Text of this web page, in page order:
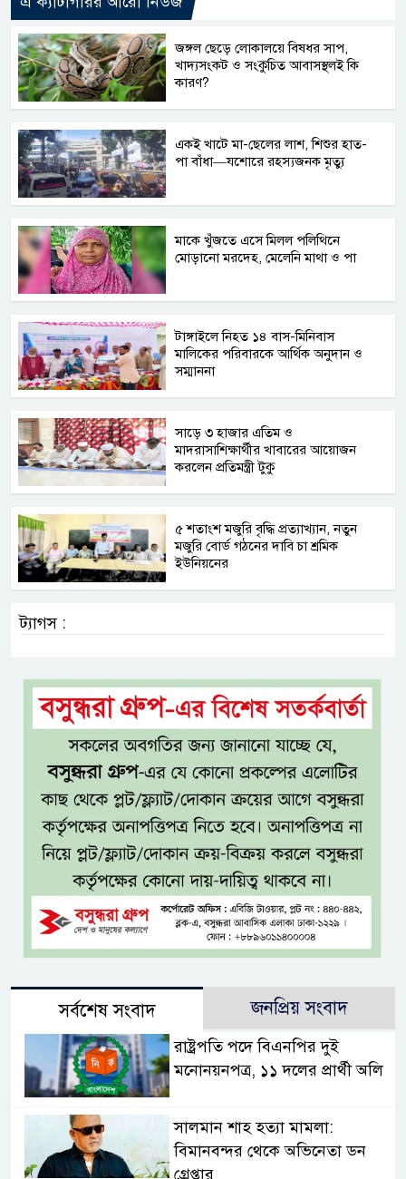
জঙ্গল ছেড়ে লোকালয়ে বিষধর সাপ,
খাদ্যসংকট ও সংকুচিত আবাসস্থলই কি
কারণ?
একই খাটে মা-ছেলের লাশ, শিশুর হাত-
পা বাঁধা—যশোরে রহস্যজনক মৃত্যু
মাকে খুঁজতে এসে মিলল পলিথিনে
মোড়ানো মরদেহ, মেলেনি মাথা ও পা
টাঙ্গাইলে নিহত ১৪ বাস-মিনিবাস
মালিকের পরিবারকে আর্থিক অনুদান ও
সম্মাননা
সাড়ে ৩ হাজার এতিম ও
মাদরাসাশিক্ষার্থীর খাবারের আয়োজন
করলেন প্রতিমন্ত্রী টুকু
৫ শতাংশ মজুরি বৃদ্ধি প্রত্যাখ্যান, নতুন
মজুরি বোর্ড গঠনের দাবি চা শ্রমিক
ইউনিয়নের
ট্যাগস :
সর্বশেষ সংবাদ জনপ্রিয় সংবাদ
রাষ্ট্রপতি পদে বিএনপির দুই
মনোনয়নপত্র, ১১ দলের প্রার্থী অলি
সালমান শাহ হত্যা মামলা:
বিমানবন্দর থেকে অভিনেতা ডন
গ্রেপ্তার